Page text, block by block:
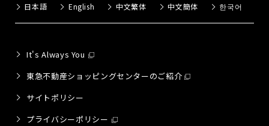
日本語 English 中文繁体 中文簡体 한국어
It's Always You
東急不動産ショッピングセンターのご紹介
サイトポリシー
プライバシーポリシー